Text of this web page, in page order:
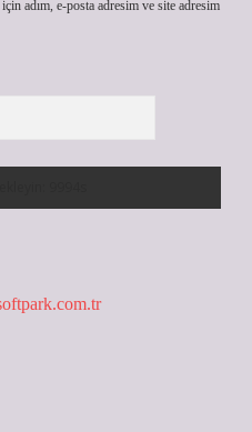
adım, e-posta adresim ve site adresim